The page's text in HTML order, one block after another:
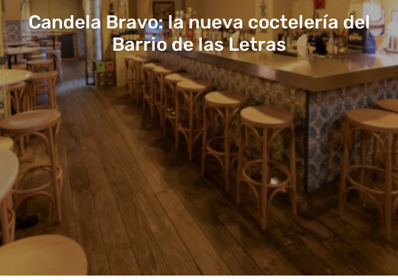
Candela Bravo: la nueva coctelería del
Barrio de las Letras